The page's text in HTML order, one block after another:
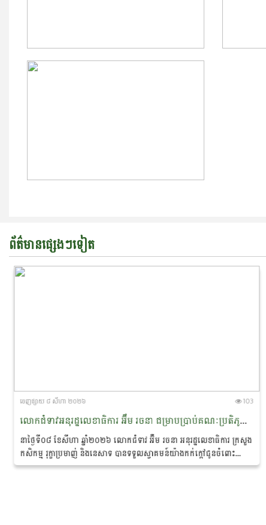
ព័ត៌មានផ្សេងៗទៀត
ចេញ​ផ្សាយ​ ៨ សីហា ២០២៦ 103
លោកជំទាវអនុរដ្ឋលេខាធិការ អ៊ឹម រចនា ជម្រាបប្រាប់គណៈប្រតិភូនាវាសន្តិភាពមេគង្គ-ឡានឆាង ថា៖ «សន្តិភាព ជាគ្រឹះដ៏សំខាន់នៃការអភិរក្សសត្វផ្សោតនៅកម្ពុជា»
នាថ្ងៃទី០៨ ខែសីហា ឆ្នាំ២០២៦ លោកជំទាវ អ៊ឹម រចនា អនុរដ្ឋលេខាធិការ ក្រសួង
កសិកម្ម រុក្ខាប្រមាញ់ និងនេសាទ បានទទួលស្វាគមន៍យ៉ាងកក់ក្តៅជូនចំពោះ
គណៈប្រតិភូ នៃ «គម្រោងនាវាសន្តិភាពមេគង្គ-ឡានឆាង...